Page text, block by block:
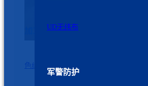
UD无纬布
军警防护
加工服务
色纱